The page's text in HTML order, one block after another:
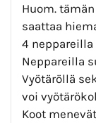
Huom.
saattaa
4
Neppareilla
Vyötäröllä
voi
Koot